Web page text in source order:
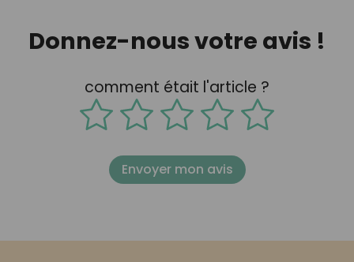
Donnez-nous votre avis !
comment était l'article ?
Envoyer mon avis